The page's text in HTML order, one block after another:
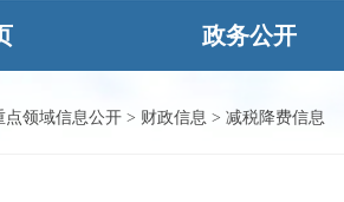
政务公开
点领域信息公开 > 财政信息 > 减税降费信息